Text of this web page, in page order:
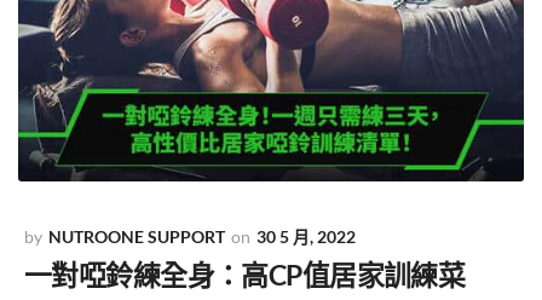
NUTROONE SUPPORT 30 5 月, 2022
一對啞鈴練全身：高CP值居家訓練菜